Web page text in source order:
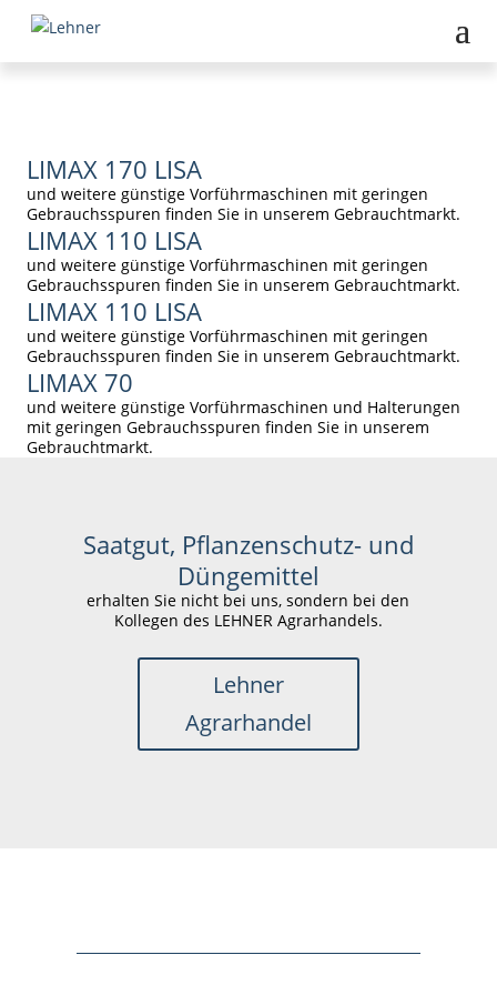
LIMAX 170 LISA
und weitere günstige Vorführmaschinen mit geringen
Gebrauchsspuren finden Sie in unserem Gebrauchtmarkt.
LIMAX 110 LISA
und weitere günstige Vorführmaschinen mit geringen
Gebrauchsspuren finden Sie in unserem Gebrauchtmarkt.
LIMAX 110 LISA
und weitere günstige Vorführmaschinen mit geringen
Gebrauchsspuren finden Sie in unserem Gebrauchtmarkt.
LIMAX 70
und weitere günstige Vorführmaschinen und Halterungen
mit geringen Gebrauchsspuren finden Sie in unserem
Gebrauchtmarkt.
Saatgut, Pflanzenschutz- und
Düngemittel
erhalten Sie nicht bei uns, sondern bei den
Kollegen des LEHNER Agrarhandels.
Lehner
Agrarhandel